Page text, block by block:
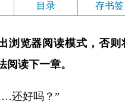
目录 存书签
浏览器阅读模式，否则
阅读下一章。
还好吗？”